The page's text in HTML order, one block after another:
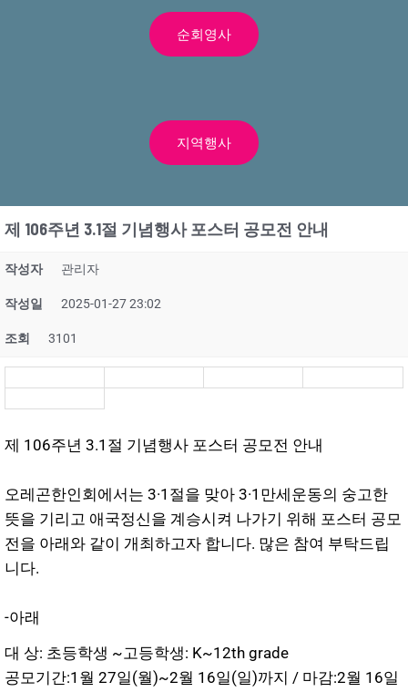
순회영사
지역행사
제 106주년 3.1절 기념행사 포스터 공모전 안내
작성자 관리자
작성일 2025-01-27 23:02
조회 3101
제 106주년 3.1절 기념행사 포스터 공모전 안내
오레곤한인회에서는 3·1절을 맞아 3·1만세운동의 숭고한
뜻을 기리고 애국정신을 계승시켜 나가기 위해 포스터 공모
전을 아래와 같이 개최하고자 합니다. 많은 참여 부탁드립
니다.
-아래
대 상: 초등학생 ~고등학생: K~12th grade
공모기간:1월 27일(월)~2월 16일(일)까지 / 마감:2월 16일